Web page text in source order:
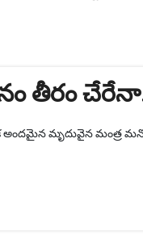
తీరం
మృదువైన మంత్ర